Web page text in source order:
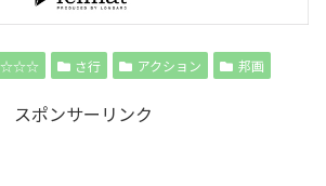
☆☆☆ さ行 アクション 邦画
スポンサーリンク